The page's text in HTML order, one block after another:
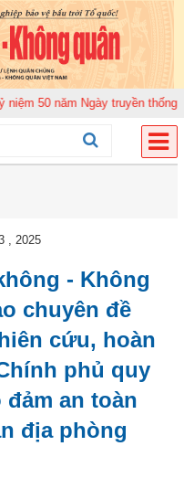
Ngày truyền thống (12-11-
, 2025
- Không
chuyên đề
cứu, hoàn
phủ quy
an toàn
địa phòng